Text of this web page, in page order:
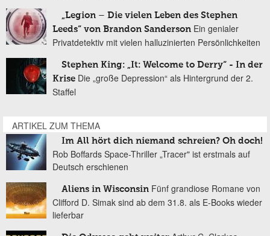
„Legion – Die vielen Leben des Stephen
Leeds“ von Brandon Sanderson Ein genialer
Privatdetektiv mit vielen halluzinierten Persönlichkeiten
Stephen King: „It: Welcome to Derry“ - In der
Krise Die „große Depression“ als Hintergrund der 2.
Staffel
ARTIKEL ZUM THEMA
Im All hört dich niemand schreien? Oh doch!
Rob Boffards Space-Thriller „Tracer" ist erstmals auf
Deutsch erschienen
Aliens in Wisconsin Fünf grandiose Romane von
Clifford D. Simak sind ab dem 31.8. als E-Books wieder
lieferbar